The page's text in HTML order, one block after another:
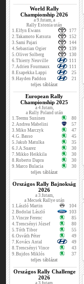
World Rally
Championship 2026
a 9.futam, a
Rally Estonia után
1.Elfyn Ewans
177
2.Takamoto Katsuta
152
3.Sami Pajari
144
4.Sebastian Ogier
139
5.Oliver Solberg
130
6.Thierry Neuville
111
7.Adrien Fourmaux
111
8.Esapekka Lappi
25
9.Hayden Paddon 21
teljes táblázat
European Rally
Championship 2025
a 4.futam,
a Rally Poland után
1.Teemu Suninen
80
2.Andrea Mabelini
57
3.Miko Marczyk
47
4.G. Basso
45
5.Jakub Matulka
35
6.J.A.Suarez
30
7.Mikko Heikkila
30
8.Roberto Dapra
30
9.Marco Bulacia 30
teljes táblázat
Országos Rally Bajnokság
2026
a 3.futam,
a Mecsek Rallye után
1.László Martin
104
2.Bodolai László
103
3.Vincze Ferenc
85
4.Trencsényi József
80
5.Tóth Tibor
55
6.Osváth Péter
49
7.Kovács Antal
49
8.Trencsényi Vince
43
9.Bujdos Miklós 37
teljes táblázat
Országos Rally Challenge
2026
a 3.futam,